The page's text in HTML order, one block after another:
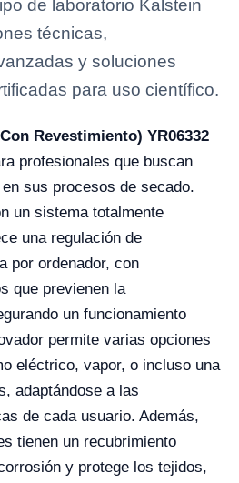
de laboratorio Kalstein
técnicas,
y soluciones
para uso científico.
Revestimiento) YR06332
profesionales que buscan
sus procesos de secado.
un sistema totalmente
una regulación de
por ordenador, con
que previenen la
un funcionamiento
permite varias opciones
eléctrico, vapor, o incluso una
adaptándose a las
de cada usuario. Además,
tienen un recubrimiento
y protege los tejidos,